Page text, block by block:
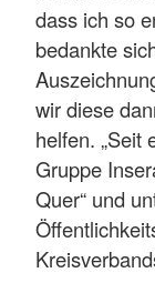
dass ich so
bedankte
wir diese
helfen. „Seit
Gruppe
Quer“ und